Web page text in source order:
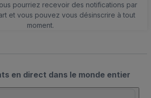
pourriez recevoir des notifications par
et vous pouvez vous désinscrire à tout
moment.
en direct dans le monde entier